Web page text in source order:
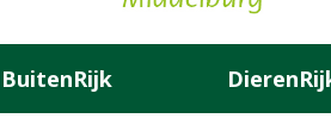
BuitenRijk